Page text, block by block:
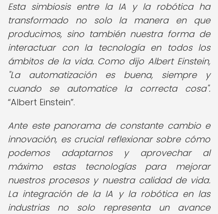
Esta simbiosis entre la IA y la robótica ha
transformado no solo la manera en que
producimos, sino también nuestra forma de
interactuar con la tecnología en todos los
ámbitos de la vida. Como dijo Albert Einstein,
"La automatización es buena, siempre y
cuando se automatice la correcta cosa".
Albert Einstein .
Ante este panorama de constante cambio e
innovación, es crucial reflexionar sobre cómo
podemos adaptarnos y aprovechar al
máximo estas tecnologías para mejorar
nuestros procesos y nuestra calidad de vida.
La integración de la IA y la robótica en las
industrias no solo representa un avance